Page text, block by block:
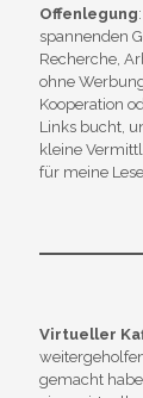
Offenlegung
spannenden
Recherche,
ohne
Kooperation
Links bucht,
kleine
für meine
Virtueller
gemacht